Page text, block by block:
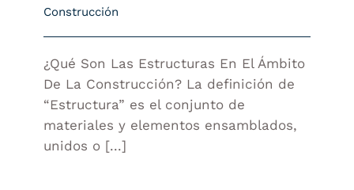
Construcción
¿Qué Son Las Estructuras En El Ámbito
De La Construcción? La definición de
“Estructura” es el conjunto de
materiales y elementos ensamblados,
unidos o [...]